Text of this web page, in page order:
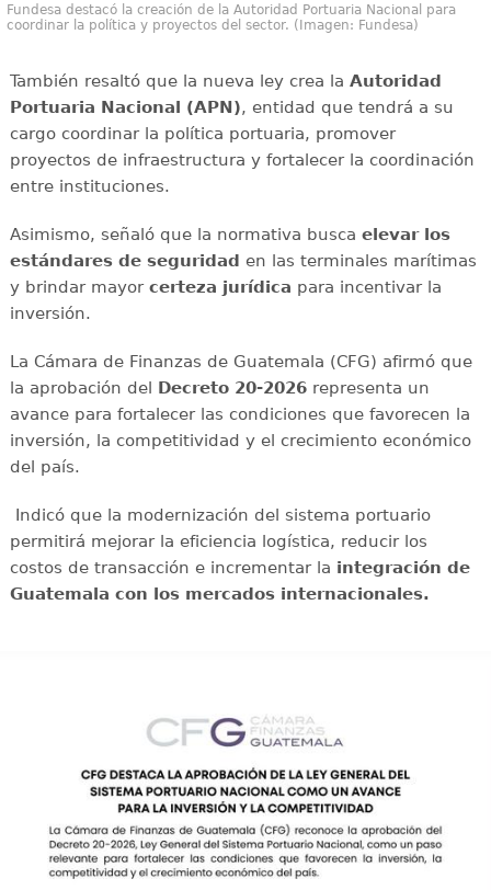
Fundesa destacó la creación de la Autoridad Portuaria Nacional para
coordinar la política y proyectos del sector. (Imagen: Fundesa)
También resaltó que la nueva ley crea la Autoridad
Portuaria Nacional (APN), entidad que tendrá a su
cargo coordinar la política portuaria, promover
proyectos de infraestructura y fortalecer la coordinación
entre instituciones.
Asimismo, señaló que la normativa busca elevar los
estándares de seguridad en las terminales marítimas
y brindar mayor certeza jurídica para incentivar la
inversión.
La Cámara de Finanzas de Guatemala (CFG) afirmó que
la aprobación del Decreto 20-2026representa un
avance para fortalecer las condiciones que favorecen la
inversión, la competitividad y el crecimiento económico
del país.
Indicó que la modernización del sistema portuario
permitirá mejorar la eficiencia logística, reducir los
costos de transacción e incrementar la integración de
Guatemala con los mercados internacionales.